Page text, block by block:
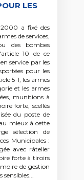
LES
a fixé des
de services,
des bombes
10 de ce
service par les
pour les
5-1, les armes
et les armes
munitions à
forte, scellés
du poste de
mieux à cette
sélection de
Municipales :
avec râtelier
forte à tiroirs
de gestion